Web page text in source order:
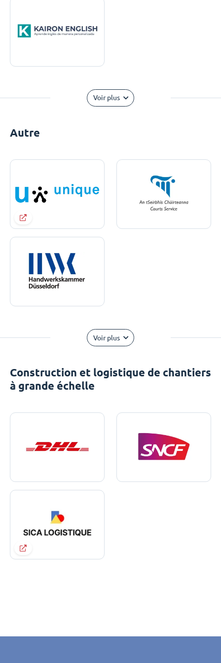
Voir plus
Autre
Voir plus
Construction et logistique de chantiers
à grande échelle